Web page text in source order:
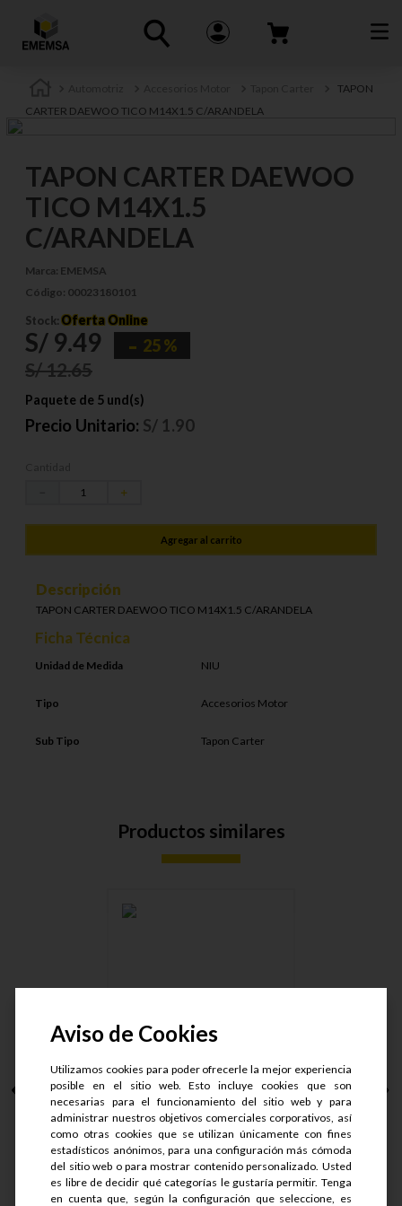
TAPON
CARTER DAEWOO TICO M14X1.5 C/ARANDELA
TAPON CARTER DAEWOO
TICO M14X1.5
C/ARANDELA
Marca: EMEMSA
Código: 00023180101
Stock: Oferta Online
S/ 9.49 25 %
S/12.65
Paquete de 5 und(s)
Precio Unitario: S/ 1.90
＋
Agregar al carrito
Descripción
TAPON CARTER DAEWOO TICO M14X1.5 C/ARANDELA
Ficha Técnica
Unidad de Medida NIU
Tipo Accesorios Motor
Sub Tipo Tapon Carter
Productos similares
TAPON CARTER
S/. 24.1
S/.18.08
Aviso de Cookies
Utilizamos cookies para poder ofrecerle la mejor experiencia
posible en el sitio web. Esto incluye cookies que son
necesarias para el funcionamiento del sitio web y para
administrar nuestros objetivos comerciales corporativos, así
como otras cookies que se utilizan únicamente con fines
estadísticos anónimos, para una configuración más cómoda
del sitio web o para mostrar contenido personalizado. Usted
es libre de decidir qué categorías le gustaría permitir. Tenga
en cuenta que, según la configuración que seleccione, es